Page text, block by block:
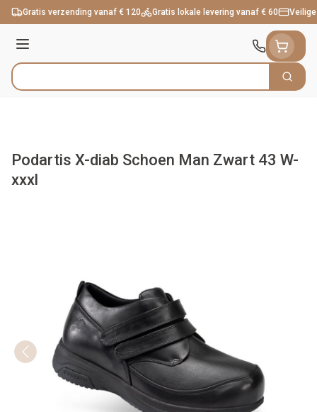
Ga naar de inhoud
Gratis verzending vanaf € 120 Gratis lokale levering vanaf € 60
Menu
Product, merk, categorie... Zoek
Podartis X-diab Schoen Man Zwart 43 W-
xxxl